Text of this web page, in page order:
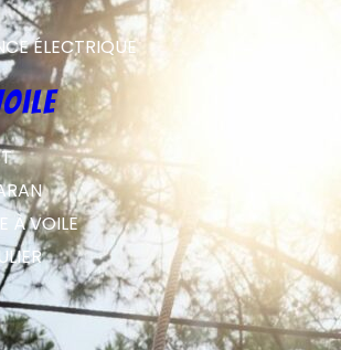
ÉLECTRIQUE
À VOILE